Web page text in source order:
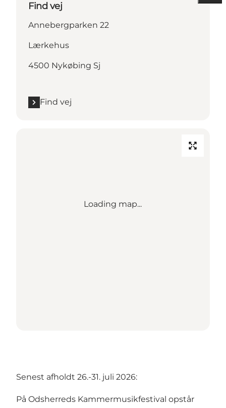
Find vej
Annebergparken 22
Lærkehus
4500 Nykøbing Sj
Find vej
Loading map...
Senest afholdt 26.-31. juli 2026:
På Odsherreds Kammermusikfestival opstår